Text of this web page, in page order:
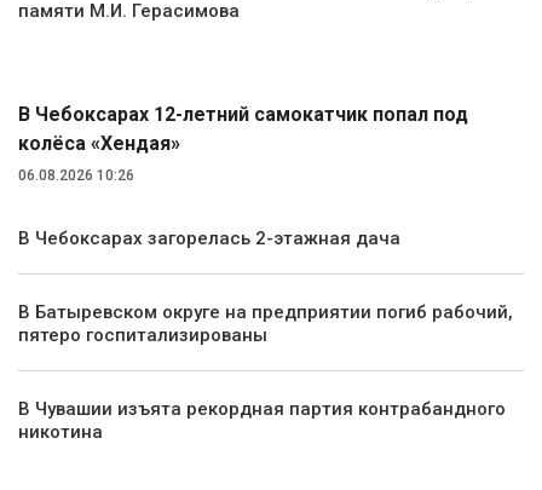
памяти М.И. Герасимова
В Чебоксарах 12-летний самокатчик попал под
колёса «Хендая»
06.08.2026 10:26
В Чебоксарах загорелась 2-этажная дача
В Батыревском округе на предприятии погиб рабочий,
пятеро госпитализированы
В Чувашии изъята рекордная партия контрабандного
никотина